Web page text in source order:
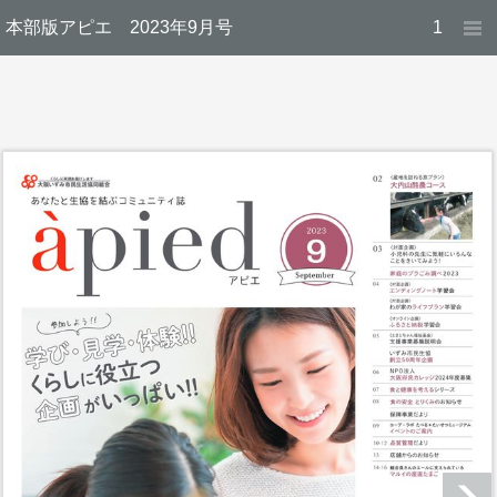
本部版アピエ 2023年9月号 1